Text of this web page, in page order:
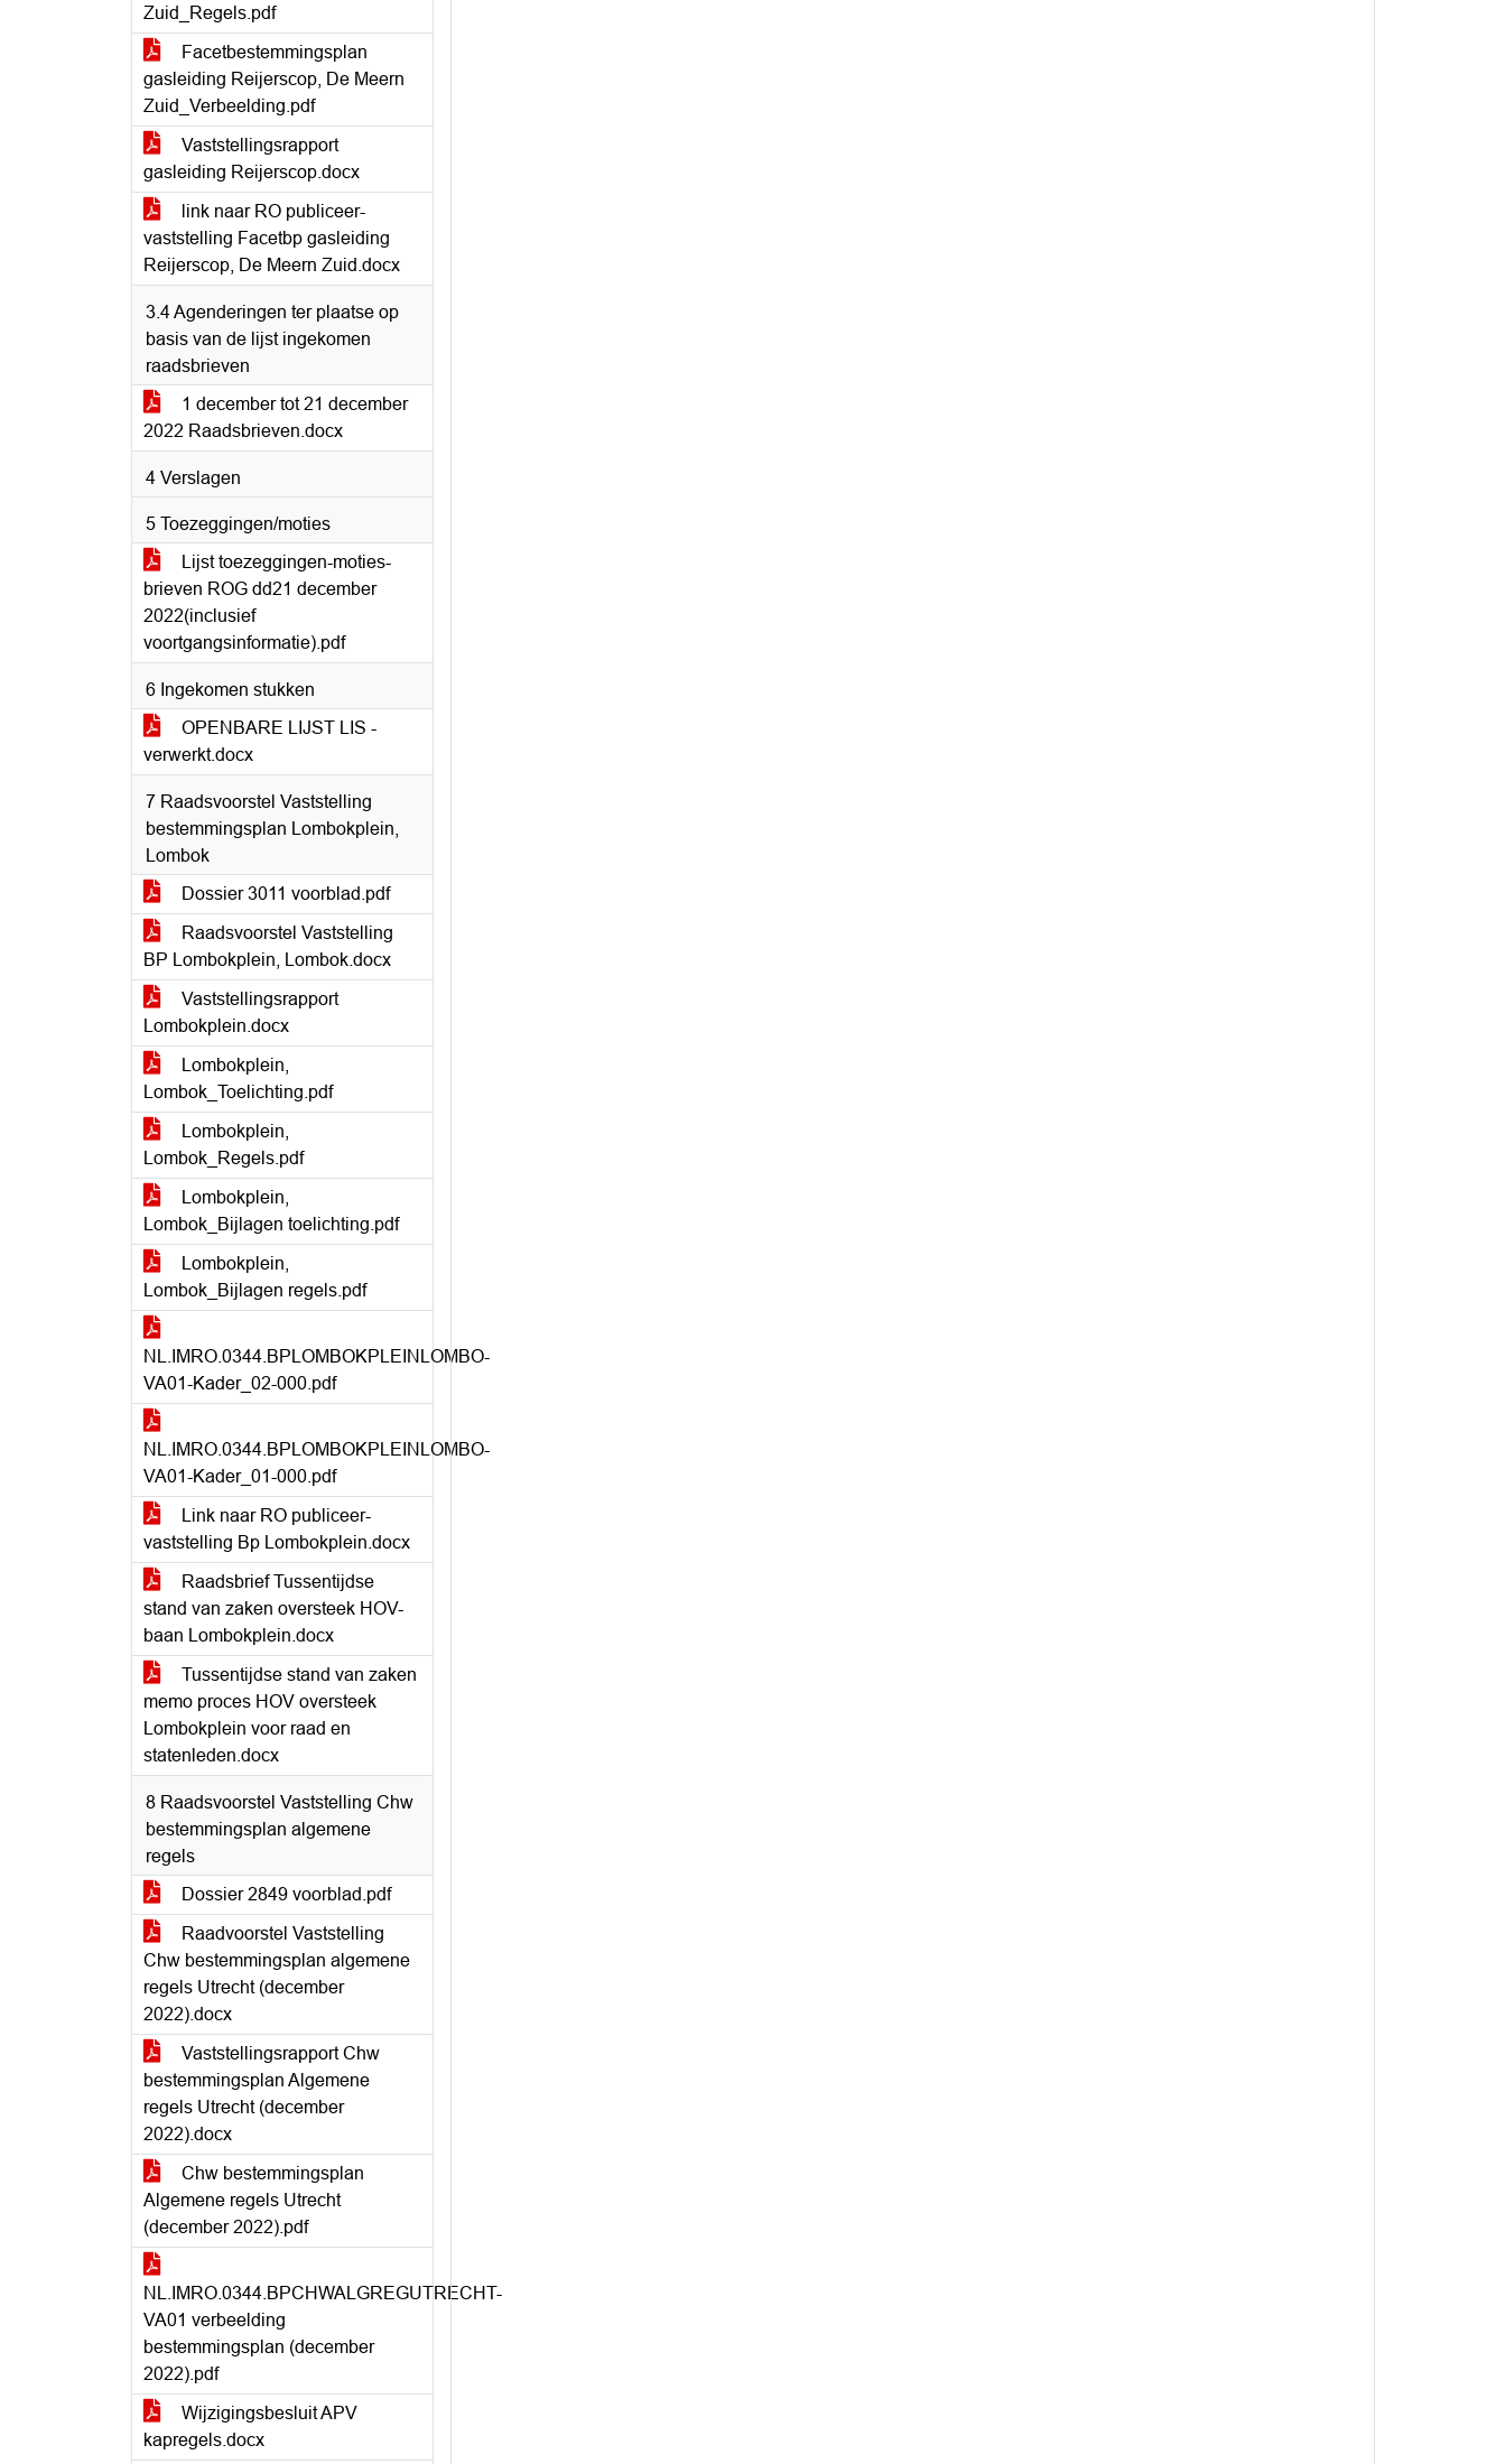
Zuid_Regels.pdf
Facetbestemmingsplan
gasleiding Reijerscop, De Meern
Zuid_Verbeelding.pdf
Vaststellingsrapport
gasleiding Reijerscop.docx
link naar RO publiceer-
vaststelling Facetbp gasleiding
Reijerscop, De Meern Zuid.docx
3.4 Agenderingen ter plaatse op
basis van de lijst ingekomen
raadsbrieven
1 december tot 21 december
2022 Raadsbrieven.docx
4 Verslagen
5 Toezeggingen/moties
Lijst toezeggingen-moties-
brieven ROG dd21 december
2022(inclusief
voortgangsinformatie).pdf
6 Ingekomen stukken
OPENBARE LIJST LIS -
verwerkt.docx
7 Raadsvoorstel Vaststelling
bestemmingsplan Lombokplein,
Lombok
Dossier 3011 voorblad.pdf
Raadsvoorstel Vaststelling
BP Lombokplein, Lombok.docx
Vaststellingsrapport
Lombokplein.docx
Lombokplein,
Lombok_Toelichting.pdf
Lombokplein,
Lombok_Regels.pdf
Lombokplein,
Lombok_Bijlagen toelichting.pdf
Lombokplein,
Lombok_Bijlagen regels.pdf
NL.IMRO.0344.BPLOMBOKPLEINLOMBO-
VA01-Kader_02-000.pdf
NL.IMRO.0344.BPLOMBOKPLEINLOMBO-
VA01-Kader_01-000.pdf
Link naar RO publiceer-
vaststelling Bp Lombokplein.docx
Raadsbrief Tussentijdse
stand van zaken oversteek HOV-
baan Lombokplein.docx
Tussentijdse stand van zaken
memo proces HOV oversteek
Lombokplein voor raad en
statenleden.docx
8 Raadsvoorstel Vaststelling Chw
bestemmingsplan algemene
regels
Dossier 2849 voorblad.pdf
Raadvoorstel Vaststelling
Chw bestemmingsplan algemene
regels Utrecht (december
2022).docx
Vaststellingsrapport Chw
bestemmingsplan Algemene
regels Utrecht (december
2022).docx
Chw bestemmingsplan
Algemene regels Utrecht
(december 2022).pdf
NL.IMRO.0344.BPCHWALGREGUTRECHT-
VA01 verbeelding
bestemmingsplan (december
2022).pdf
Wijzigingsbesluit APV
kapregels.docx